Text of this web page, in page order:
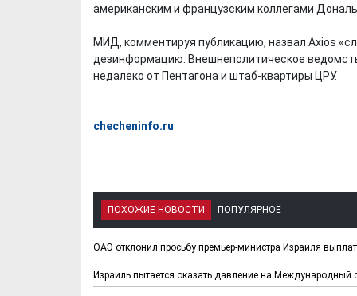
американским и французским коллегами
МИД, комментируя публикацию, назвал Axios
дезинформацию. Внешнеполитическое
недалеко от Пентагона и штаб-квартиры ЦРУ.
checheninfo.ru
ПОХОЖИЕ НОВОСТИ ПОПУЛЯРНОЕ
ОАЭ отклонил просьбу премьер-министра Израиля
Израиль пытается оказать давление на Международный